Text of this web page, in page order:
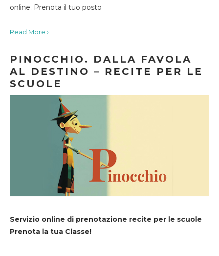
online. Prenota il tuo posto
Read More ›
PINOCCHIO. DALLA FAVOLA
AL DESTINO – RECITE PER LE
SCUOLE
Servizio online di prenotazione recite per le scuole
Prenota la tua Classe!